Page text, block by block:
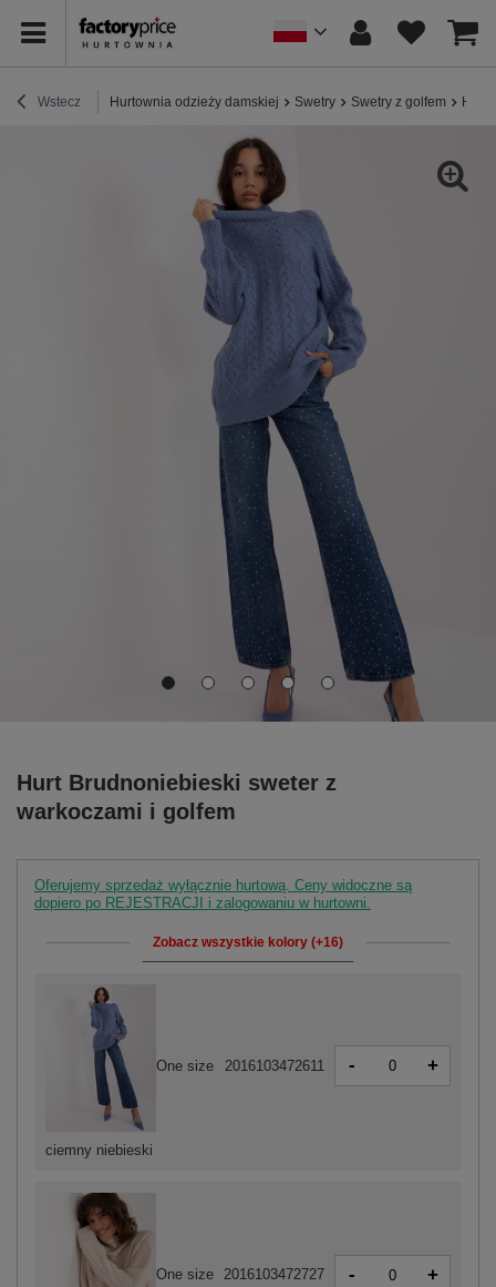
Wstecz Hurtownia odzieży damskiej Swetry Swetry z golfem Hurt
Hurt Brudnoniebieski sweter z
warkoczami i golfem
Oferujemy sprzedaż wyłącznie hurtową. Ceny widoczne są
dopiero po REJESTRACJI i zalogowaniu w hurtowni.
Zobacz wszystkie kolory (+16)
One size 2016103472727 - +
ciemny niebieski
One size 2016103472611 - +